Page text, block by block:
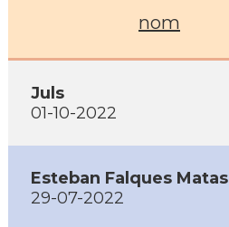
nom
Juls
01-10-2022
Esteban Falques Matas
29-07-2022